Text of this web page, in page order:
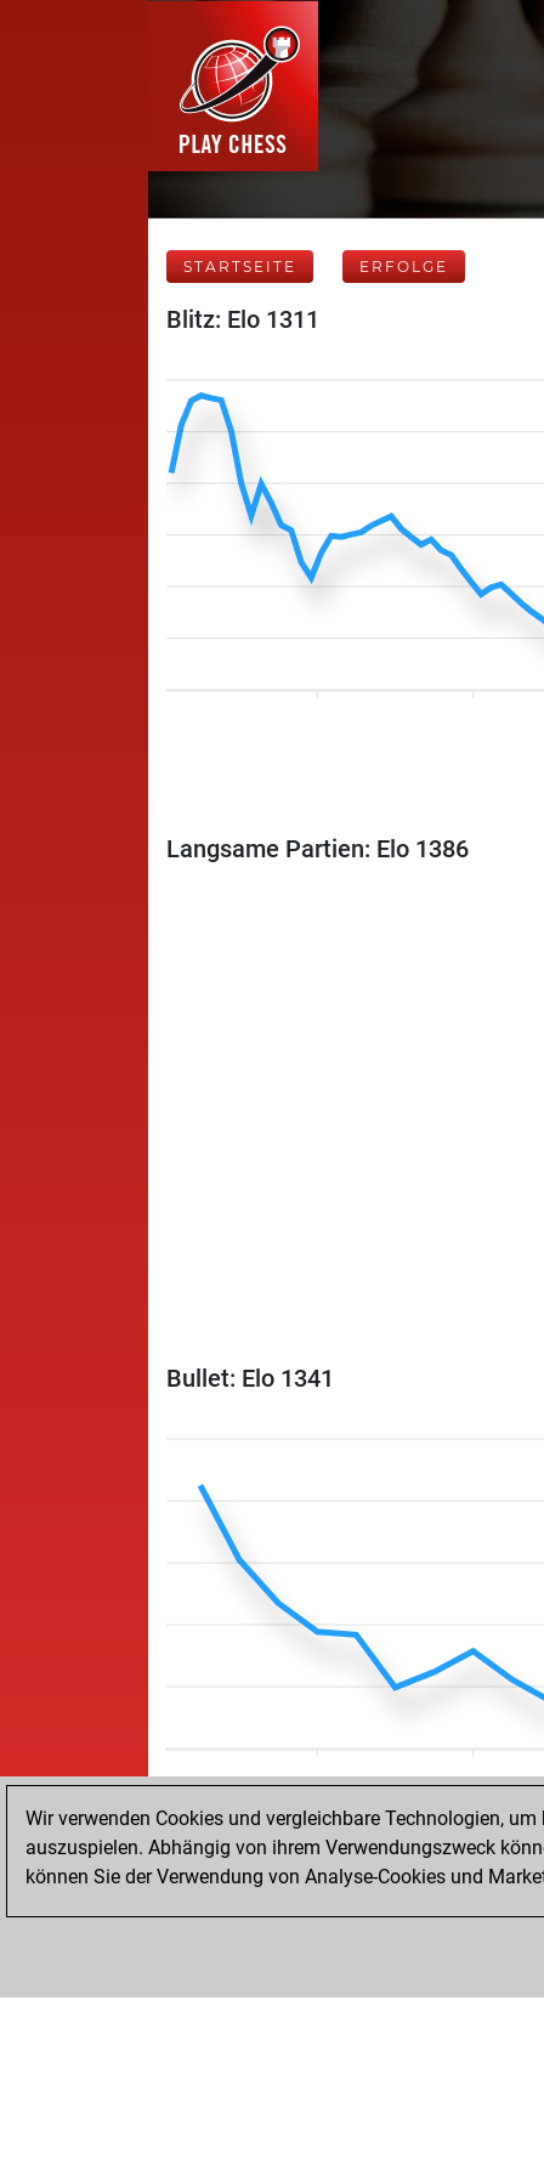
STARTSEITE ERFOLGE
Blitz: Elo 1311
Langsame Partien: Elo 1386
Bullet: Elo 1341
Wir verwenden Cookies und vergleichbare Technologien,
auszuspielen. Abhängig von ihrem Verwendungszweck
können Sie der Verwendung von Analyse-Cookies und